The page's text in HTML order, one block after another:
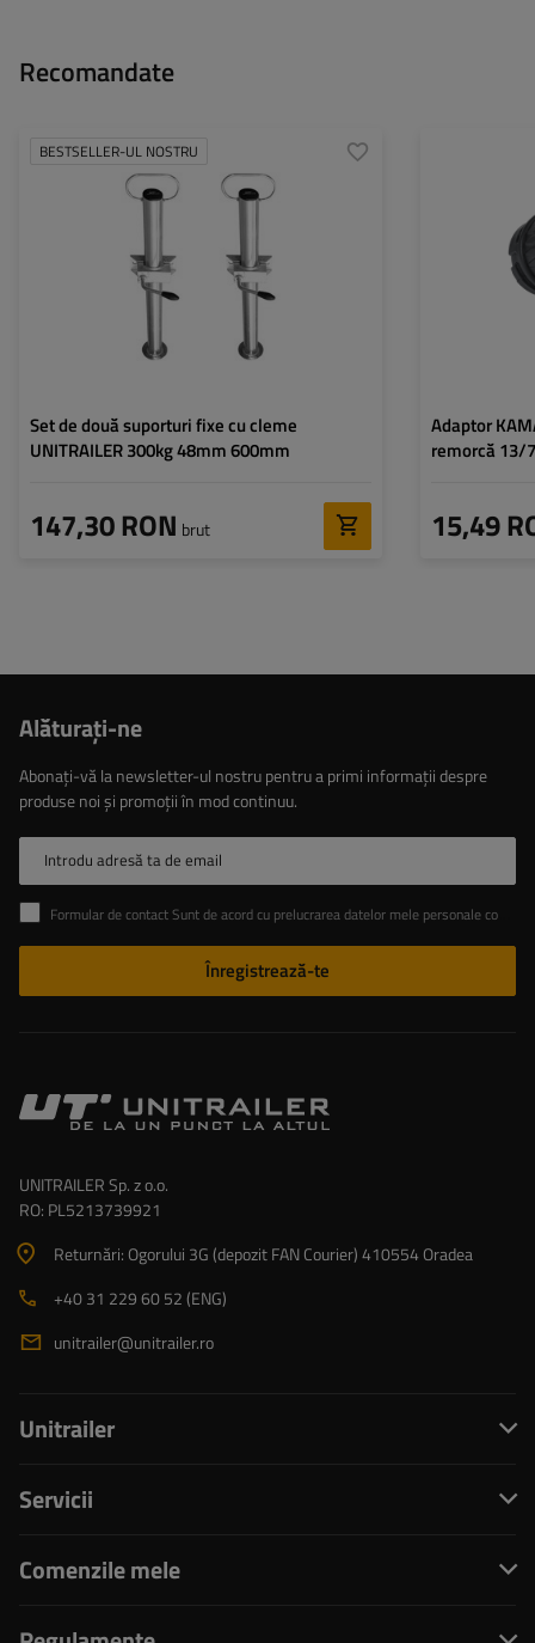
Recomandate
BESTSELLER-UL NOSTRU
Set de două suporturi fixe cu cleme
UNITRAILER 300kg 48mm 600mm
147,30 RON brut
Capacitate maximă de
150 kg
Adaptor
remorcă 13/
15,49
Alăturaţi-ne
Abonați-vă la newsletter-ul nostru pentru a primi informații despre
produse noi și promoții în mod continuu.
Introdu adresă ta de email
Formular de contact Sunt de acord cu prelucrarea datelor mele personale conținute în formularul de contact în conformitate cu Regulamentul Parlamentului European și al Consiliului (UE)
Înregistrează-te
UNITRAILER Sp. z o.o.
RO: PL5213739921
Returnări: Ogorului 3G (depozit FAN Courier) 410554 Oradea
+40 31 229 60 52 (ENG)
unitrailer@unitrailer.ro
Unitrailer
Servicii
Comenzile mele